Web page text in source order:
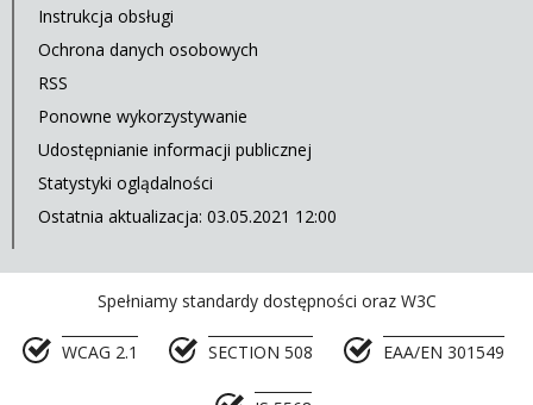
Instrukcja obsługi
Ochrona danych osobowych
RSS
Ponowne wykorzystywanie
Udostępnianie informacji publicznej
Statystyki oglądalności
Ostatnia aktualizacja: 03.05.2021 12:00
Spełniamy standardy dostępności oraz W3C
WCAG 2.1 SECTION 508 EAA/EN 301549